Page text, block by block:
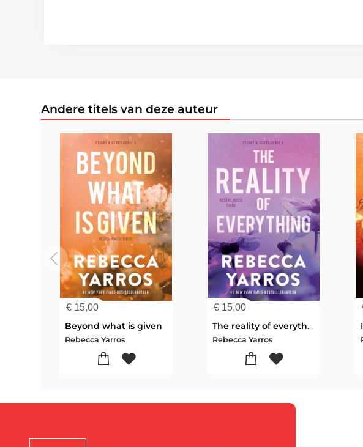
Andere titels van deze auteur
€ 15,00
Beyond what is given
Rebecca Yarros
€ 15,00
The reality of everything
Rebecca Yarros